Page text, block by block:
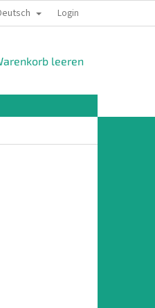
Login
leeren